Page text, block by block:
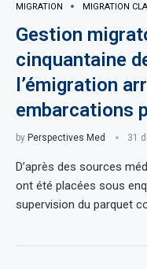
MIGRATION MIGRATION
Gestion
cinquantaine
l’émigration
embarcations
by Perspectives Med 31
D’après des sources
ont été placées sous
supervision du parquet